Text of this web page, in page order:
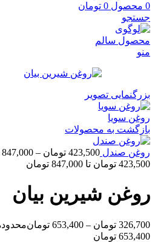
0 محصول 0 تومان
جستجو
منو
بزرگنمایی تصویر
روغن سویا
بازگشت به محصولات
روغن صندل 423,500 تومان –
847,000
423,500 تومان تا 847,000 تومان
روغن شیرین بیان
326,700 تومان –
653,400 تومان
653,400 تومان